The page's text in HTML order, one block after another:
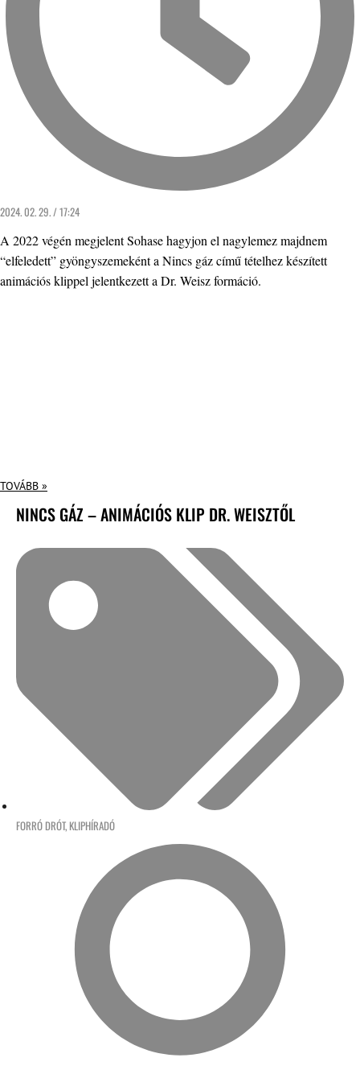
2024. 02. 29. / 17:24
A 2022 végén megjelent Sohase hagyjon el nagylemez majdnem
“elfeledett” gyöngyszemeként a Nincs gáz című tételhez készített
animációs klippel jelentkezett a Dr. Weisz formáció.
TOVÁBB »
NINCS GÁZ – ANIMÁCIÓS KLIP DR. WEISZTŐL
FORRÓ DRÓT, KLIPHÍRADÓ